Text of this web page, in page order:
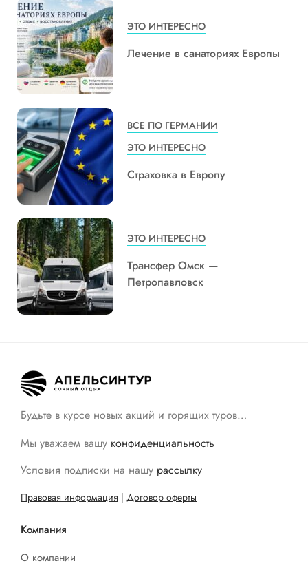
ЭТО ИНТЕРЕСНО
Лечение в санаториях Европы
ВСЕ ПО ГЕРМАНИИ
ЭТО ИНТЕРЕСНО
Страховка в Европу
ЭТО ИНТЕРЕСНО
Трансфер Омск —
Петропавловск
Будьте в курсе новых акций и горящих туров…
Мы уважаем вашу конфиденциальность
Условия подписки на нашу рассылку
Правовая информация | Договор оферты
Компания
О компании